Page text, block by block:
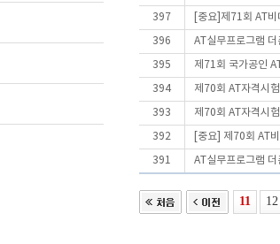
397 [중요]제71회 AT
396 AT실무프로그램
395 제71회 국가공인
394 제70회 AT자격시
393 제70회 AT자격시
392 [중요] 제70회 AT
391 AT실무프로그램
11 12